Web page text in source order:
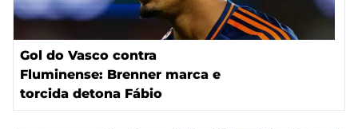
Gol do Vasco contra
Fluminense: Brenner marca e
torcida detona Fábio